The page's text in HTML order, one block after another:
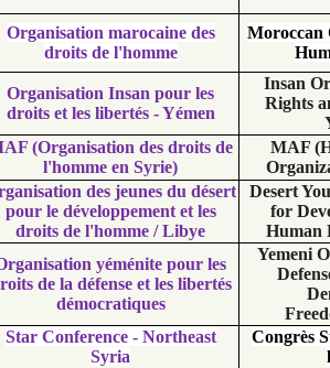
Organisation marocaine des
droits de l'homme
Organisation Insan pour les
droits et les libertés - Yémen
MAF (Organisation des droits de
l'homme en Syrie)
Organisation des jeunes du désert
pour le développement et les
droits de l'homme / Libye
Organisation yéménite pour les
droits de la défense et les libertés
démocratiques
Star Conference - Northeast